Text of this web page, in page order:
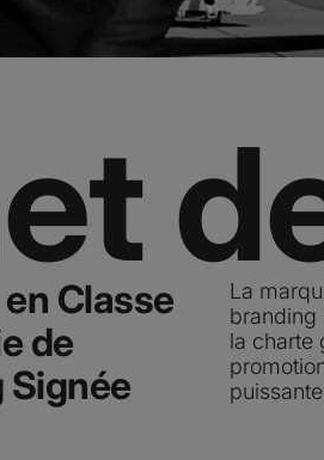
Classe
de
La
branding
la charte